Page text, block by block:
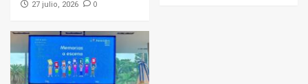
27 julio, 2026 0